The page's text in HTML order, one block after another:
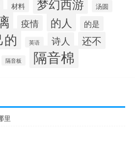
材料 梦幻西游 汤圆
疫情 的人 的是
的 英语 诗人 还不
隔音板 隔音棉
里